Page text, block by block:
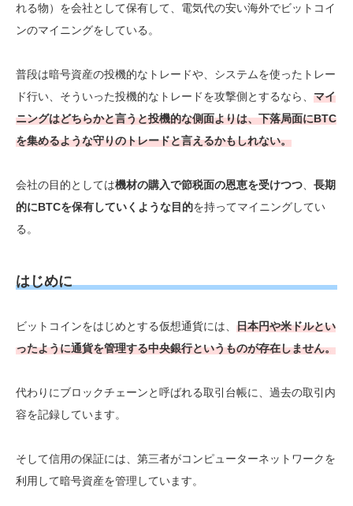
れる物）を会社として保有して、電気代の安い海外でビットコイ
ンのマイニングをしている。
普段は暗号資産の投機的なトレードや、システムを使ったトレー
ド行い、そういった投機的なトレードを攻撃側とするなら、 マイ
ニングはどちらかと言うと投機的な側面よりは、下落局面にBTC
を集めるような守りのトレードと言えるかもしれない。
会社の目的としては機材の購入で節税面の恩恵を受けつつ
長期
的にBTCを保有していくような目的を持ってマイニングしてい
る。
はじめに
ビットコインをはじめとする仮想通貨には、 日本円や米ドルとい
ったように通貨を管理する中央銀行というものが存在しません。
代わりにブロックチェーンと呼ばれる取引台帳に、過去の取引内
容を記録しています。
そして信用の保証には、第三者がコンピューターネットワークを
利用して暗号資産を管理しています。